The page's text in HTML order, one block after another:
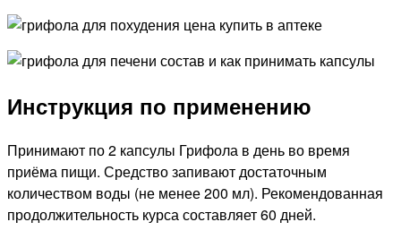
Инструкция по применению
Принимают по 2 капсулы Грифола в день во время
приёма пищи. Средство запивают достаточным
количеством воды (не менее 200 мл). Рекомендованная
продолжительность курса составляет 60 дней.